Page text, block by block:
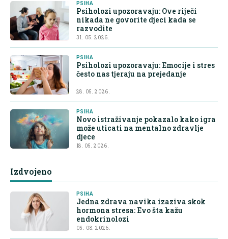
PSIHA
Psiholozi upozoravaju: Ove riječi
nikada ne govorite djeci kada se
razvodite
31. 05. 2026.
PSIHA
Psiholozi upozoravaju: Emocije i stres
često nas tjeraju na prejedanje
28. 05. 2026.
PSIHA
Novo istraživanje pokazalo kako igra
može uticati na mentalno zdravlje
djece
18. 05. 2026.
Izdvojeno
PSIHA
Jedna zdrava navika izaziva skok
hormona stresa: Evo šta kažu
endokrinolozi
05. 08. 2026.